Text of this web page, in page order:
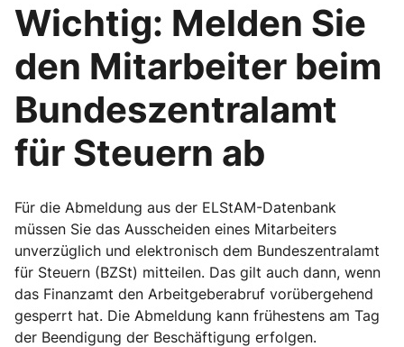
Wichtig: Melden Sie
den Mitarbeiter beim
Bundeszentralamt
für Steuern ab
Für die Abmeldung aus der ELStAM-Datenbank
müssen Sie das Ausscheiden eines Mitarbeiters
unverzüglich und elektronisch dem Bundeszentralamt
für Steuern (BZSt) mitteilen. Das gilt auch dann, wenn
das Finanzamt den Arbeitgeberabruf vorübergehend
gesperrt hat. Die Abmeldung kann frühestens am Tag
der Beendigung der Beschäftigung erfolgen.